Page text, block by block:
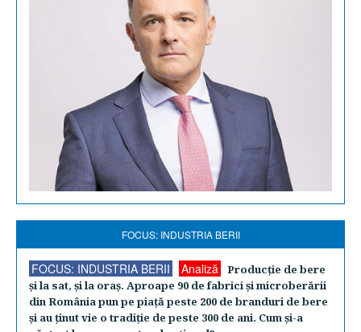
FOCUS: INDUSTRIA BERII
FOCUS: INDUSTRIA BERII Analiză
Producţie de bere
şi la sat, şi la oraş. Aproape 90 de fabrici şi microberării
din România pun pe piaţă peste 200 de branduri de bere
şi au ţinut vie o tradiţie de peste 300 de ani. Cum şi-a